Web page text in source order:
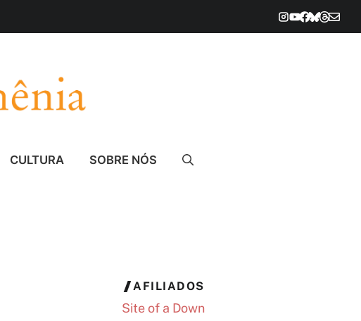
CULTURA SOBRE NÓS
AFILIADOS
Site of a Down